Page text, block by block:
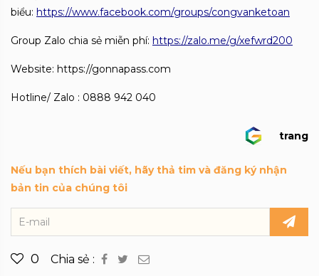
biểu: https://www.facebook.com/groups/congvanketoan
Group Zalo chia sẻ miễn phí: https://zalo.me/g/xefwrd200
Website: https://gonnapass.com
Hotline/ Zalo : 0888 942 040
trang
Nếu bạn thích bài viết, hãy thả tim và đăng ký nhận
bản tin của chúng tôi
0 Chia sẻ :